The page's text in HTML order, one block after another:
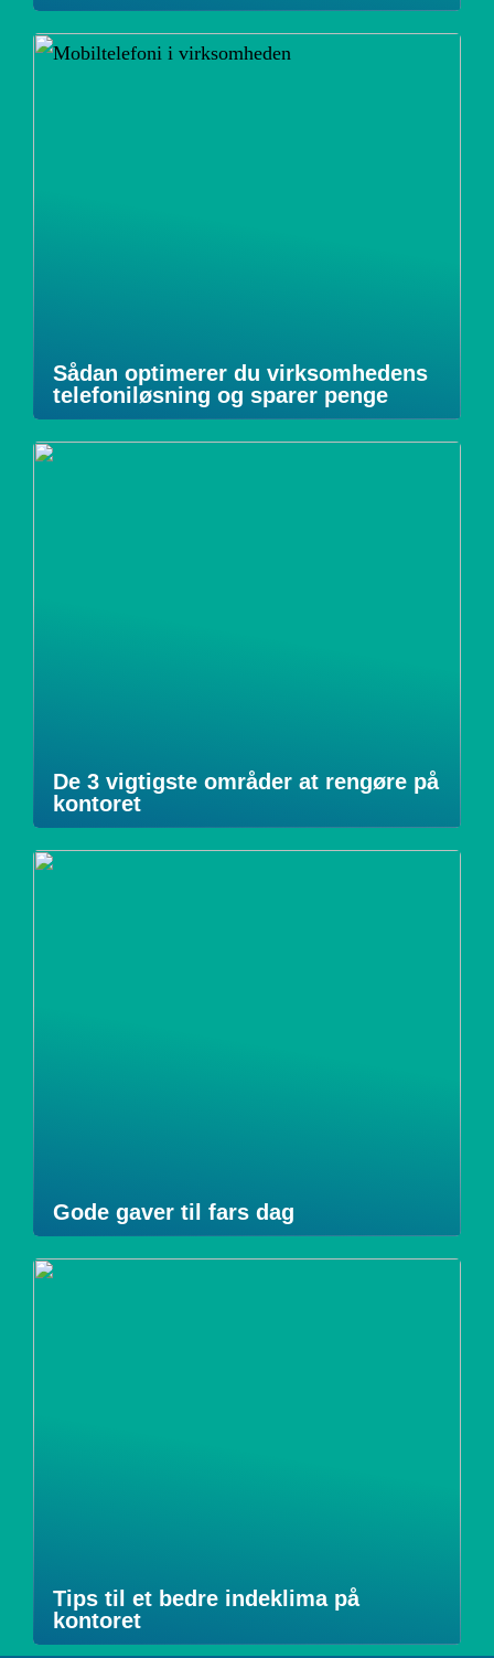
Sådan optimerer du virksomhedens
telefoniløsning og sparer penge
De 3 vigtigste områder at rengøre på
kontoret
Gode gaver til fars dag
Tips til et bedre indeklima på
kontoret